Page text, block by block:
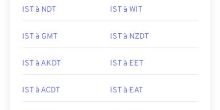
IST à NDT IST à WIT
IST à GMT IST à NZDT
IST à AKDT IST à EET
IST à ACDT IST à EAT